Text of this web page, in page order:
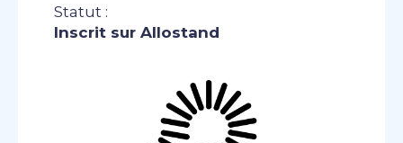
Statut :
Inscrit sur Allostand